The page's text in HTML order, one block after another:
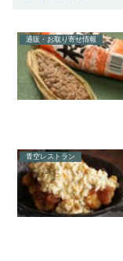
通販・お取り寄せ情報
青空レストラン